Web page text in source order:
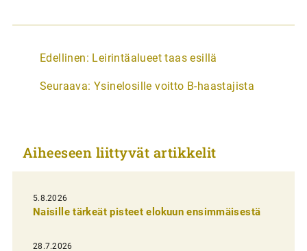
A
t
k
e
l
i
e
Edellinen: Leirintäalueet taas esillä
Seuraava: Ysinelosille voitto B-haastajista
Aiheeseen liittyvät artikkelit
5.8.2026
Naisille tärkeät pisteet elokuun ensimmäisestä
28.7.2026